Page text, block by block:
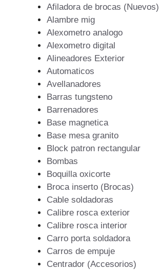
Afiladora de brocas (Nuevos)
Alambre mig
Alexometro analogo
Alexometro digital
Alineadores Exterior
Automaticos
Avellanadores
Barras tungsteno
Barrenadores
Base magnetica
Base mesa granito
Block patron rectangular
Bombas
Boquilla oxicorte
Broca inserto (Brocas)
Cable soldadoras
Calibre rosca exterior
Calibre rosca interior
Carro porta soldadora
Carros de empuje
Centrador (Accesorios)